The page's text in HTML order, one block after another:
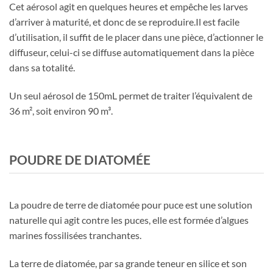
Cet aérosol agit en quelques heures et empêche les larves
d’arriver à maturité, et donc de se reproduire.Il est facile
d’utilisation, il suffit de le placer dans une pièce, d’actionner le
diffuseur, celui-ci se diffuse automatiquement dans la pièce
dans sa totalité.
Un seul aérosol de 150mL permet de traiter l’équivalent de
36 m², soit environ 90 m³.
POUDRE DE DIATOMÉE
La poudre de terre de diatomée pour puce est une solution
naturelle qui agit contre les puces, elle est formée d’algues
marines fossilisées tranchantes.
La terre de diatomée, par sa grande teneur en silice et son